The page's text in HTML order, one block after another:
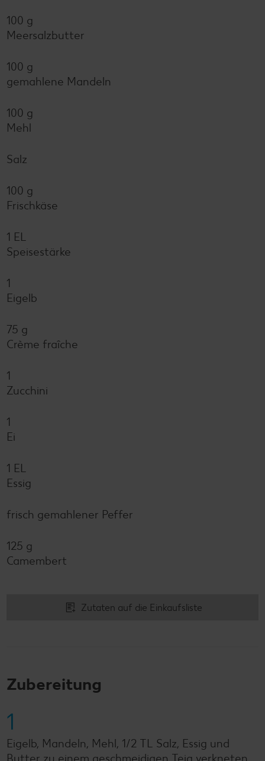
100 g
Meersalzbutter
100 g
gemahlene Mandeln
100 g
Mehl
Salz
100 g
Frischkäse
1 EL
Speisestärke
1
Eigelb
75 g
Crème fraîche
1
Zucchini
1
Ei
1 EL
Essig
frisch gemahlener Peffer
125 g
Camembert
Zutaten auf die Einkaufsliste
Zubereitung
1
Eigelb, Mandeln, Mehl, 1/2 TL Salz, Essig und